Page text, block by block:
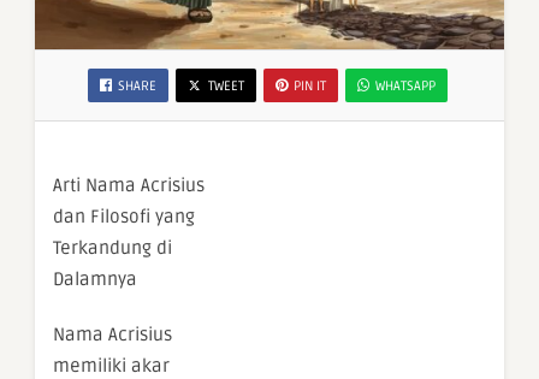
SHARE TWEET PIN IT WHATSAPP
Arti Nama Acrisius
dan Filosofi yang
Terkandung di
Dalamnya
Nama Acrisius
memiliki akar